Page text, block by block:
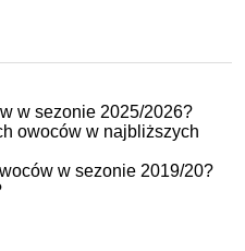
w sezonie 2025/2026?
owoców w najbliższych
w sezonie 2019/20?